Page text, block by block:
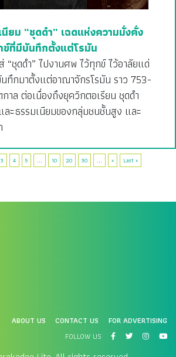
ยม “ชุดดำ” เฉดแห่งความมั่งคั่ง
ข์ที่มีบันทึกตั้งแต่โรมัน
“ชุดดำ” ไปงานศพ ไว้ทุกข์ ไว้อาลัยแด่
ทึกมาตั้งแต่อาณาจักรโรมัน ราว 753-
าล ต่อเนื่องถึงยุควิกตอเรียน ชุดดำ
ะธรรมเนียมของกลุ่มชนชั้นสูง และ
3 4 5 ... 10 20 30 ... » Last »
ABOUT US
CONTACT US
FOR ADVERTISING
FOLLOW US